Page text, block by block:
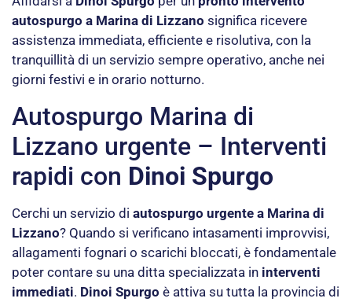
autospurgo a Marina di Lizzano significa ricevere
assistenza immediata, efficiente e risolutiva, con la
tranquillità di un servizio sempre operativo, anche nei
giorni festivi e in orario notturno.
Autospurgo Marina di
Lizzano urgente – Interventi
rapidi con Dinoi Spurgo
Cerchi un servizio di autospurgo urgente a Marina di
Lizzano? Quando si verificano intasamenti improvvisi,
allagamenti fognari o scarichi bloccati, è fondamentale
poter contare su una ditta specializzata in interventi
immediati. Dinoi Spurgo è attiva su tutta la provincia di